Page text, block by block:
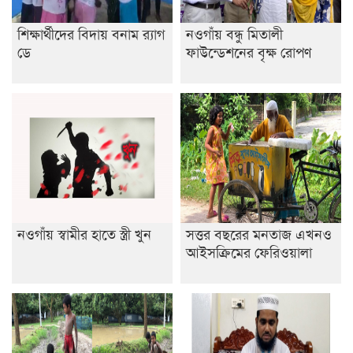
শিক্ষার্থীদের বিদায় বনাম র‍্যাগ
ডে
নওগাঁয় বন্ধু মিতালী
ফাউন্ডেশনের বৃক্ষ রোপণ
নওগাঁয় স্বামীর হাতে স্ত্রী খুন
সত্তর বছরের মনতাজ এখনও
আইসক্রিমের ফেরিওয়ালা